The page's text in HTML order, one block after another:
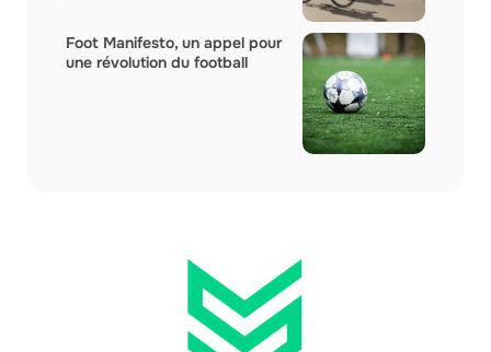
Foot Manifesto, un appel pour
une révolution du football